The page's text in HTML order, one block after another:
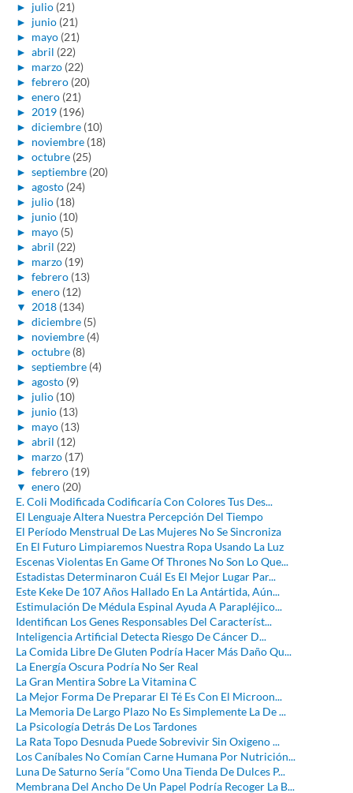
► julio (21)
► junio (21)
► mayo (21)
► abril (22)
► marzo (22)
► febrero (20)
► enero (21)
► 2019 (196)
► diciembre (10)
► noviembre (18)
► octubre (25)
► septiembre (20)
► agosto (24)
► julio (18)
► junio (10)
► mayo (5)
► abril (22)
► marzo (19)
► febrero (13)
► enero (12)
▼ 2018 (134)
► diciembre (5)
► noviembre (4)
► octubre (8)
► septiembre (4)
► agosto (9)
► julio (10)
► junio (13)
► mayo (13)
► abril (12)
► marzo (17)
► febrero (19)
▼ enero (20)
E. Coli Modificada Codificaría Con Colores Tus Des...
El Lenguaje Altera Nuestra Percepción Del Tiempo
El Período Menstrual De Las Mujeres No Se Sincroniza
En El Futuro Limpiaremos Nuestra Ropa Usando La Luz
Escenas Violentas En Game Of Thrones No Son Lo Que...
Estadistas Determinaron Cuál Es El Mejor Lugar Par...
Este Keke De 107 Años Hallado En La Antártida, Aún...
Estimulación De Médula Espinal Ayuda A Parapléjico...
Identifican Los Genes Responsables Del Característ...
Inteligencia Artificial Detecta Riesgo De Cáncer D...
La Comida Libre De Gluten Podría Hacer Más Daño Qu...
La Energía Oscura Podría No Ser Real
La Gran Mentira Sobre La Vitamina C
La Mejor Forma De Preparar El Té Es Con El Microon...
La Memoria De Largo Plazo No Es Simplemente La De ...
La Psicología Detrás De Los Tardones
La Rata Topo Desnuda Puede Sobrevivir Sin Oxigeno ...
Los Caníbales No Comían Carne Humana Por Nutrición...
Luna De Saturno Sería “Como Una Tienda De Dulces P...
Membrana Del Ancho De Un Papel Podría Recoger La B...